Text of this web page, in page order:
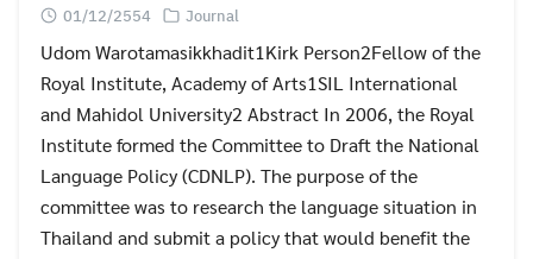
01/12/2554 Journal
Udom Warotamasikkhadit1Kirk Person2Fellow of the
Royal Institute, Academy of Arts1SIL International
and Mahidol University2 Abstract In 2006, the Royal
Institute formed the Committee to Draft the National
Language Policy (CDNLP). The purpose of the
committee was to research the language situation in
Thailand and submit a policy that would benefit the